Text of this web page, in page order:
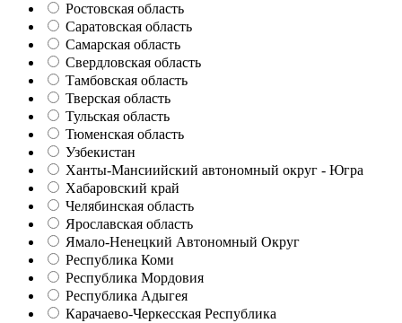
Ростовская область
Саратовская область
Самарская область
Свердловская область
Тамбовская область
Тверская область
Тульская область
Тюменская область
Узбекистан
Ханты-Мансиийский автономный округ - Югра
Хабаровский край
Челябинская область
Ярославская область
Ямало-Ненецкий Автономный Округ
Республика Коми
Республика Мордовия
Республика Адыгея
Карачаево-Черкесская Республика